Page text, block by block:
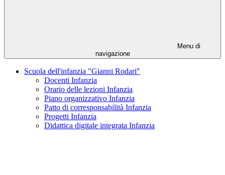
Menu di
navigazione
Scuola dell'infanzia "Gianni Rodari"
Docenti Infanzia
Orario delle lezioni Infanzia
Piano organizzativo Infanzia
Patto di corresponsabilità Infanzia
Progetti Infanzia
Didattica digitale integrata Infanzia